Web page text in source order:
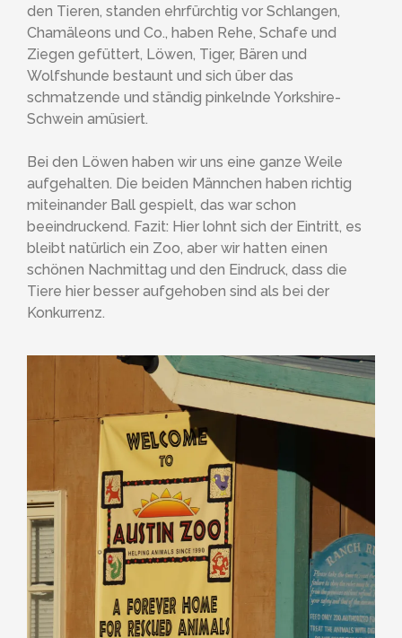
den Tieren, standen ehrfürchtig vor Schlangen,
Chamäleons und Co., haben Rehe, Schafe und
Ziegen gefüttert, Löwen, Tiger, Bären und
Wolfshunde bestaunt und sich über das
schmatzende und ständig pinkelnde Yorkshire-
Schwein amüsiert.
Bei den Löwen haben wir uns eine ganze Weile
aufgehalten. Die beiden Männchen haben richtig
miteinander Ball gespielt, das war schon
beeindruckend. Fazit: Hier lohnt sich der Eintritt, es
bleibt natürlich ein Zoo, aber wir hatten einen
schönen Nachmittag und den Eindruck, dass die
Tiere hier besser aufgehoben sind als bei der
Konkurrenz.